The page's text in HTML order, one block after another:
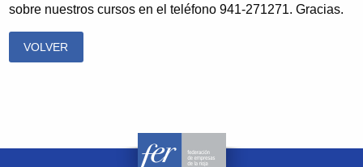
sobre nuestros cursos en el teléfono 941-271271. Gracias.
VOLVER